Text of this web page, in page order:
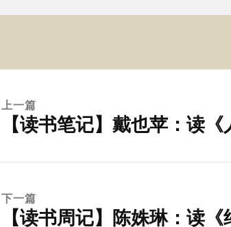
于
上一篇
文
【读书笔记】戴也苹：读《
下一篇
【读书周记】陈姝琳：读《